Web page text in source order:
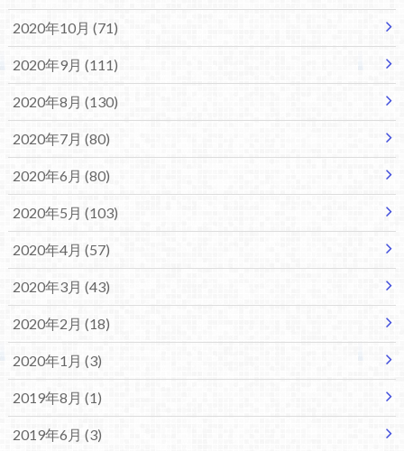
2020年10月 (71)
2020年9月 (111)
2020年8月 (130)
2020年7月 (80)
2020年6月 (80)
2020年5月 (103)
2020年4月 (57)
2020年3月 (43)
2020年2月 (18)
2020年1月 (3)
2019年8月 (1)
2019年6月 (3)